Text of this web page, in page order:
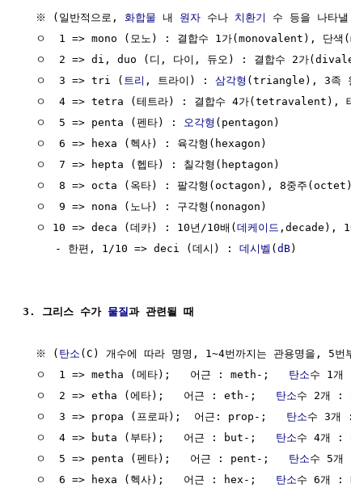
  ※ (일반적으로,
화합물 내 원자 수나 치환기
수 등을 나타
ㅇ  1 => mono (모노) : 결합수 1가(monovalent), 단색
ㅇ  2 => di, duo (디, 다이, 듀오) : 결합수 2가
  ㅇ  3 => tri (
트리 , 트라이) : 삼각형 (triangle), 3족
ㅇ  4 => tetra (테트라) : 결합수 4가(tetravalent),
  ㅇ  5 => penta (펜타) :
오각형 (pentagon)
  ㅇ  6 => hexa (헥사) : 육각형(hexagon)
  ㅇ  7 => hepta (헵타) : 칠각형(heptagon)
  ㅇ  8 => octa (옥타) : 팔각형(octagon), 8중주(octet)
  ㅇ  9 => nona (노나) : 구각형(nonagon)
  ㅇ 10 => deca (데카) : 10년/10배(
데케이드 ,decade),
     - 한편, 1/10 => deci (데시) :
데시벨 (dB)
3. 그리스 수가 물질과 관련될 때
  ※ (
탄소 (C) 개수에 따라 명명, 1~4번까지는 관용명을, 5번
  ㅇ  1 => metha (메타);   어근 : meth-;
탄소수 1
  ㅇ  2 => etha (에타);   어근 : eth-;
탄소수 2개 :
  ㅇ  3 => propa (프로파);  어근: prop-;
탄소수 3개
  ㅇ  4 => buta (부타);   어근 : but-;
탄소수 4개 :
  ㅇ  5 => penta (펜타);   어근 : pent-;
탄소수 5개
  ㅇ  6 => hexa (헥사);   어근 : hex-;
탄소수 6개 :